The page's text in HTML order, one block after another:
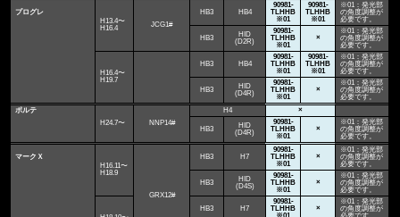
プログレ
H13.4〜
H16.4
JCG1#
HB3 HB4
90981-
TLHHB
※01
90981-
TLHHB
※01
※01：発光部
の角度調整が
必要です。
HB3
HID
(D2R)
90981-
TLHHB
※01
×
※01：発光部
の角度調整が
必要です。
H16.4〜
H19.7
HB3 HB4
90981-
TLHHB
※01
90981-
TLHHB
※01
※01：発光部
の角度調整が
必要です。
HB3
HID
(D4R)
90981-
TLHHB
※01
×
※01：発光部
の角度調整が
必要です。
ポルテ
H24.7〜
NNP14#
H4 ×
HB3
HID
(D4R)
90981-
TLHHB
※01
×
※01：発光部
の角度調整が
必要です。
マークＸ
H16.11〜
H18.9
GRX12#
HB3 H7
90981-
TLHHB
※01
×
※01：発光部
の角度調整が
必要です。
HB3
HID
(D4S)
90981-
TLHHB
※01
×
※01：発光部
の角度調整が
必要です。
HB3 H7
90981-
TLHHB
×
※01：発光部
の角度調整が